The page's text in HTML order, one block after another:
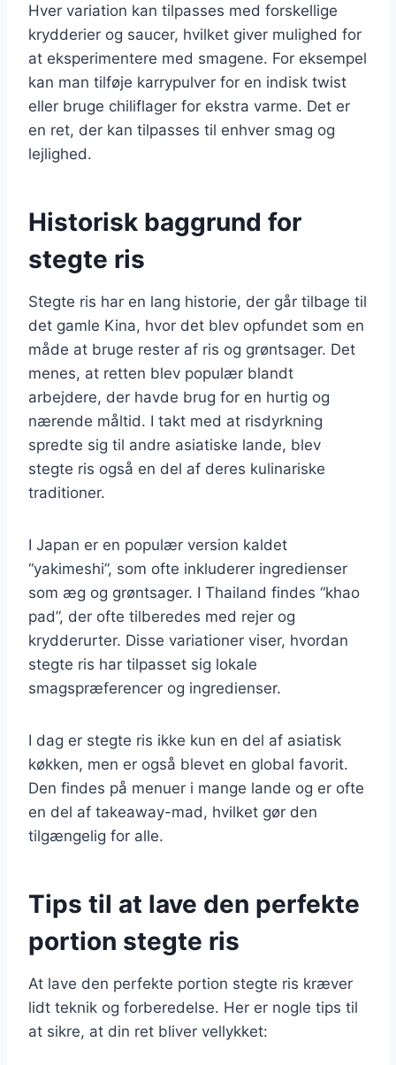
Hver variation kan tilpasses med forskellige
krydderier og saucer, hvilket giver mulighed for
at eksperimentere med smagene. For eksempel
kan man tilføje karrypulver for en indisk twist
eller bruge chiliflager for ekstra varme. Det er
en ret, der kan tilpasses til enhver smag og
lejlighed.
Historisk baggrund for
stegte ris
Stegte ris har en lang historie, der går tilbage til
det gamle Kina, hvor det blev opfundet som en
måde at bruge rester af ris og grøntsager. Det
menes, at retten blev populær blandt
arbejdere, der havde brug for en hurtig og
nærende måltid. I takt med at risdyrkning
spredte sig til andre asiatiske lande, blev
stegte ris også en del af deres kulinariske
traditioner.
I Japan er en populær version kaldet
“yakimeshi”, som ofte inkluderer ingredienser
som æg og grøntsager. I Thailand findes “khao
pad”, der ofte tilberedes med rejer og
krydderurter. Disse variationer viser, hvordan
stegte ris har tilpasset sig lokale
smagspræferencer og ingredienser.
I dag er stegte ris ikke kun en del af asiatisk
køkken, men er også blevet en global favorit.
Den findes på menuer i mange lande og er ofte
en del af takeaway-mad, hvilket gør den
tilgængelig for alle.
Tips til at lave den perfekte
portion stegte ris
At lave den perfekte portion stegte ris kræver
lidt teknik og forberedelse. Her er nogle tips til
at sikre, at din ret bliver vellykket: